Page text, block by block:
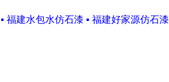
▪ 福建水包水仿石漆 ▪ 福建好家源仿石漆